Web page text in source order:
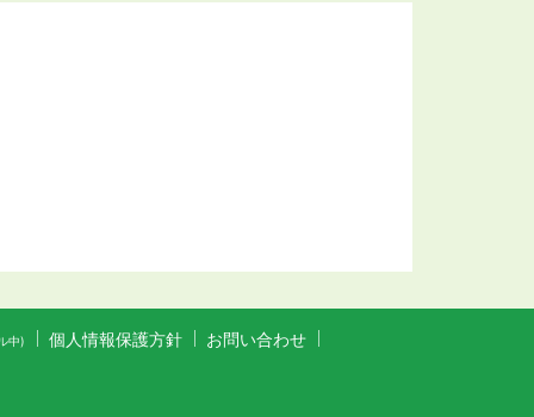
中) 個人情報保護方針 お問い合わせ